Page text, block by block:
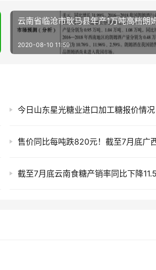
云南省临沧市耿马县年产1万吨高档朗
2020-08-10 11:59
今日山东星光糖业进口加工糖报价情况